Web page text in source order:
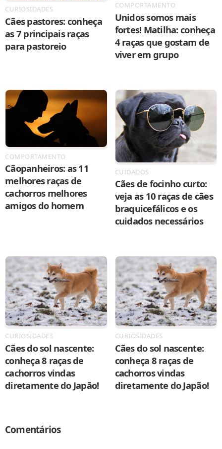
CURIOSIDADES
Cães pastores: conheça
as 7 principais raças
para pastoreio
COMPORTAMENTO
Unidos somos mais
fortes! Matilha: conheça
4 raças que gostam de
viver em grupo
COMPORTAMENTO
Cãopanheiros: as 11
melhores raças de
cachorros melhores
amigos do homem
CUIDADOS
Cães de focinho curto:
veja as 10 raças de cães
braquicefálicos e os
cuidados necessários
CURIOSIDADES
Cães do sol nascente:
conheça 8 raças de
cachorros vindas
diretamente do Japão!
CURIOSIDADES
Cães do sol nascente:
conheça 8 raças de
cachorros vindas
diretamente do Japão!
Comentários